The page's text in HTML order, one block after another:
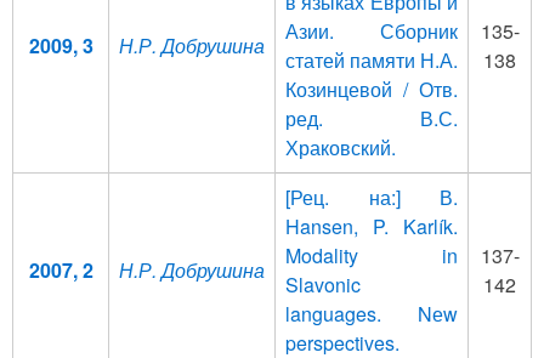
2009, 3 Н.Р. Добрушина
Азии. Сборник
статей памяти Н.А.
Козинцевой / Отв.
ред. В.С.
Храковский.
135-
138
2007, 2 Н.Р. Добрушина
[Рец. на:] В.
Hansen, P. Karlík.
Modality in
Slavonic
languages. Nеw
perspectives.
137-
142